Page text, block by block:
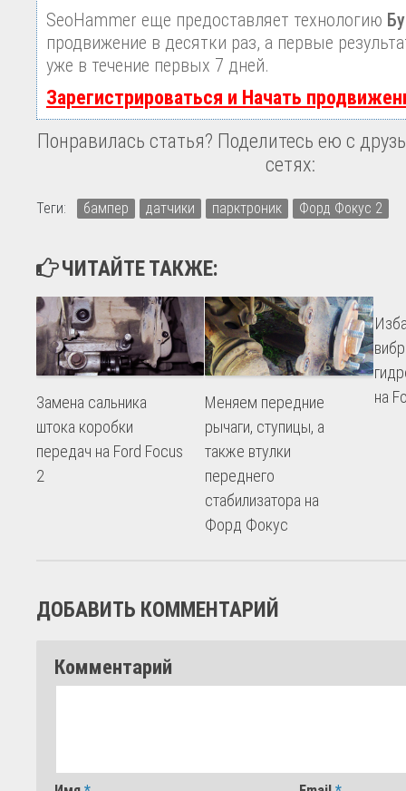
SeoHammer еще предоставляет технологию
продвижение в десятки раз, а первые
уже в течение первых 7 дней.
Зарегистрироваться и Начать
Понравилась статья? Поделитесь ею с
сетях:
Теги: бампер датчики парктроник Форд Фокус 2
ЧИТАЙТЕ ТАКЖЕ:
Замена сальника
штока коробки
передач на Ford Focus
2
Меняем передние
рычаги, ступицы, а
также втулки
переднего
стабилизатора на
Форд Фокус
на
ДОБАВИТЬ КОММЕНТАРИЙ
Комментарий